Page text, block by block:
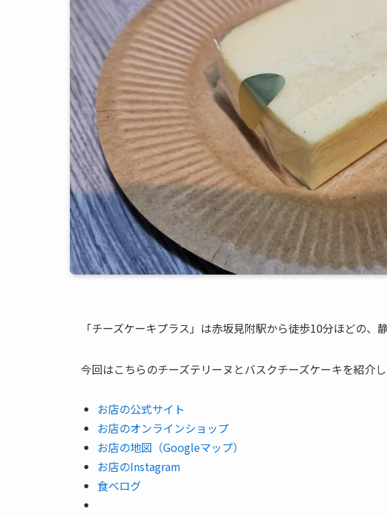
「チーズケーキプラス」は赤坂見附駅から徒歩10分ほどの、
今回はこちらのチーズテリーヌとバスクチーズケーキを紹介し
お店の公式サイト
お店のオンラインショップ
お店の地図（Googleマップ）
お店のInstagram
食べログ